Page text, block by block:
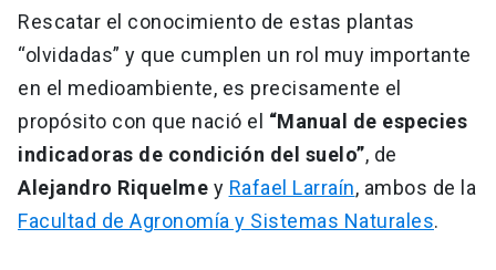
Rescatar el conocimiento de estas plantas
“olvidadas” y que cumplen un rol muy importante
en el medioambiente, es precisamente el
propósito con que nació el “Manual de especies
indicadoras de condición del suelo”, de
Alejandro Riquelme y Rafael Larraín, ambos de la
Facultad de Agronomía y Sistemas Naturales.